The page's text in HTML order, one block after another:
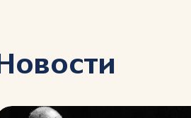
Новости